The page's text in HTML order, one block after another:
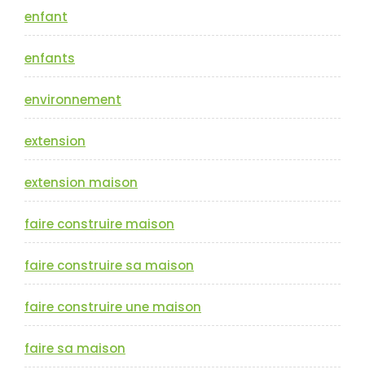
enfant
enfants
environnement
extension
extension maison
faire construire maison
faire construire sa maison
faire construire une maison
faire sa maison